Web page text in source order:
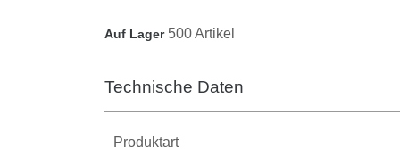
Auf Lager 500 Artikel
Technische Daten
Produktart